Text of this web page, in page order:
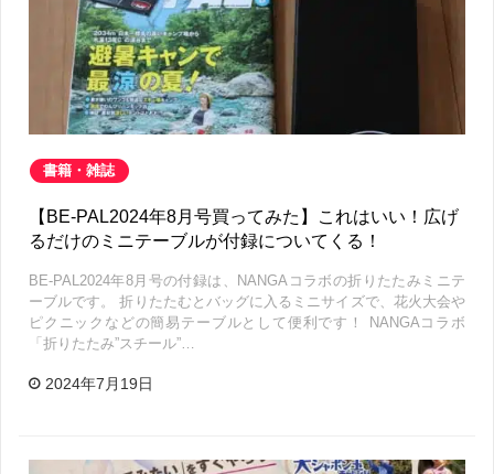
書籍・雑誌
【BE-PAL2024年8月号買ってみた】これはいい！広げ
るだけのミニテーブルが付録についてくる！
BE-PAL2024年8月号の付録は、NANGAコラボの折りたたみミニテ
ーブルです。 折りたたむとバッグに入るミニサイズで、花火大会や
ピクニックなどの簡易テーブルとして便利です！ NANGAコラボ
「折りたたみ”スチール”…
2024年7月19日